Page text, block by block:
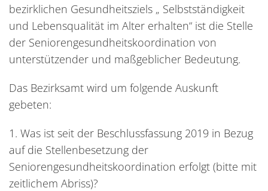
bezirklichen Gesundheitsziels „ Selbstständigkeit
und Lebensqualität im Alter erhalten“ ist die Stelle
der Seniorengesundheitskoordination von
unterstützender und maßgeblicher Bedeutung.
Das Bezirksamt wird um folgende Auskunft
gebeten:
1. Was ist seit der Beschlussfassung 2019 in Bezug
auf die Stellenbesetzung der
Seniorengesundheitskoordination erfolgt (bitte mit
zeitlichem Abriss)?